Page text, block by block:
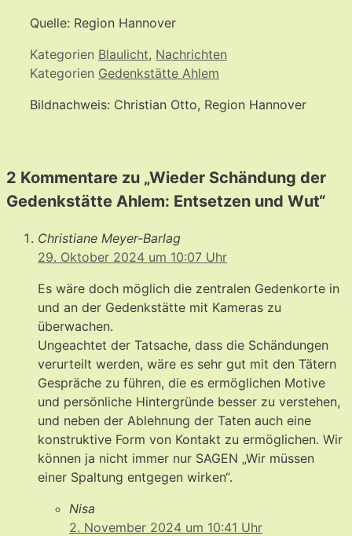
Quelle: Region Hannover
Kategorien Blaulicht, Nachrichten
Kategorien Gedenkstätte Ahlem
Bildnachweis: Christian Otto, Region Hannover
2 Kommentare zu „Wieder Schändung der
Gedenkstätte Ahlem: Entsetzen und Wut“
Christiane Meyer-Barlag
29. Oktober 2024 um 10:07 Uhr
Es wäre doch möglich die zentralen Gedenkorte in
und an der Gedenkstätte mit Kameras zu
überwachen.
Ungeachtet der Tatsache, dass die Schändungen
verurteilt werden, wäre es sehr gut mit den Tätern
Gespräche zu führen, die es ermöglichen Motive
und persönliche Hintergründe besser zu verstehen,
und neben der Ablehnung der Taten auch eine
konstruktive Form von Kontakt zu ermöglichen. Wir
können ja nicht immer nur SAGEN „Wir müssen
einer Spaltung entgegen wirken“.
Nisa
2. November 2024 um 10:41 Uhr